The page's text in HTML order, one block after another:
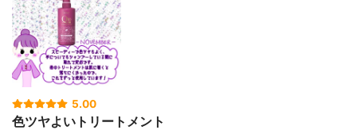
5.00
色ツヤよいトリートメント